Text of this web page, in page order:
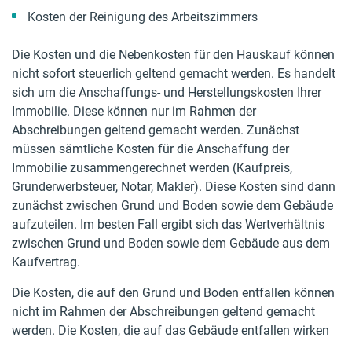
Kosten der Reinigung des Arbeitszimmers
Die Kosten und die Nebenkosten für den Hauskauf können
nicht sofort steuerlich geltend gemacht werden. Es handelt
sich um die Anschaffungs- und Herstellungskosten Ihrer
Immobilie. Diese können nur im Rahmen der
Abschreibungen geltend gemacht werden. Zunächst
müssen sämtliche Kosten für die Anschaffung der
Immobilie zusammengerechnet werden (Kaufpreis,
Grunderwerbsteuer, Notar, Makler). Diese Kosten sind dann
zunächst zwischen Grund und Boden sowie dem Gebäude
aufzuteilen. Im besten Fall ergibt sich das Wertverhältnis
zwischen Grund und Boden sowie dem Gebäude aus dem
Kaufvertrag.
Die Kosten, die auf den Grund und Boden entfallen können
nicht im Rahmen der Abschreibungen geltend gemacht
werden. Die Kosten, die auf das Gebäude entfallen wirken